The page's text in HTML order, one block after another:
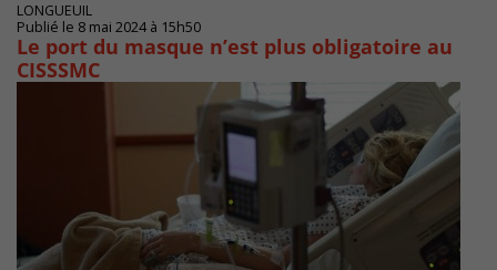
LONGUEUIL
Publié le 8 mai 2024 à 15h50
Le port du masque n’est plus obligatoire au
CISSSMC